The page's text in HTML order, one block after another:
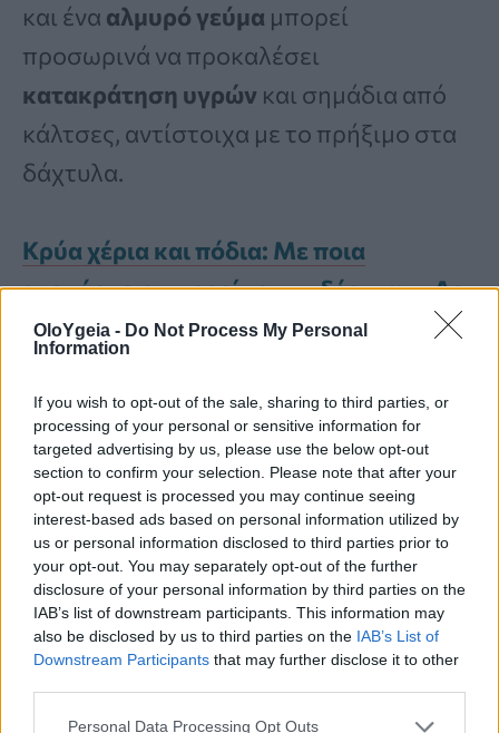
OloYgeia - Do Not Process My Personal
Information
If you wish to opt-out of the sale, sharing to third parties, or
processing of your personal or sensitive information for
targeted advertising by us, please use the below opt-out
section to confirm your selection. Please note that after your
opt-out request is processed you may continue seeing
interest-based ads based on personal information utilized by
us or personal information disclosed to third parties prior to
your opt-out. You may separately opt-out of the further
disclosure of your personal information by third parties on the
IAB’s list of downstream participants. This information may
also be disclosed by us to third parties on the IAB’s List of
Downstream Participants that may further disclose it to other
Personal Data Processing Opt Outs
και ένα αλμυρό γεύμα μπορεί
προσωρινά να προκαλέσει
κατακράτηση υγρών και σημάδια από
κάλτσες, αντίστοιχα με το πρήξιμο στα
δάχτυλα.
Κρύα χέρια και πόδια: Με ποια
ανεπάρκεια μπορεί να συνδέονται – Δεν
είναι η έλλειψη σιδήρου
Τι σημαίνει αν το σημάδι
εμφανίζεται μόνο στο ένα πόδι
ή αν επιδεινώνεται με την
πάροδο του χρόνου
Αν και οι γραμμές από κάλτσες είναι
συνήθως αβλαβείς, κάποιες φορές
προβλημάτων, ιδιαίτερα όταν